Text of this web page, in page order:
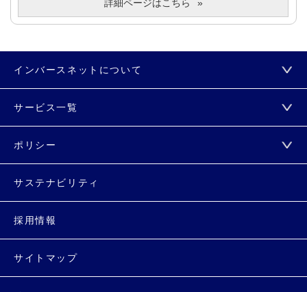
詳細ページはこちら
インバースネットについて
サービス一覧
ポリシー
サステナビリティ
採用情報
サイトマップ